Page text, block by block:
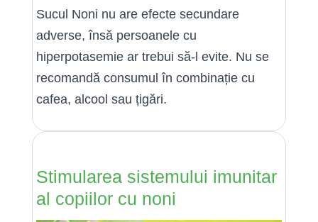
Sucul Noni nu are efecte secundare
adverse, însă persoanele cu
hiperpotasemie ar trebui să-l evite. Nu se
recomandă consumul în combinație cu
cafea, alcool sau țigări.
Stimularea sistemului imunitar
al copiilor cu noni